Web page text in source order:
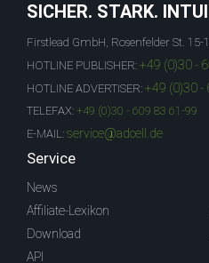
SICHER. STARK.
Firstlead GmbH, Rosenfelder St. 15-
HOTLINE PUBLISHER: +49 (0)30 -
HOTLINE ADVERTISER: +49 (0)30 -
TELEFAX: +49 (0)30 - 609 83 61-99
E-MAIL: service@adcell.de
Service
News
Affiliate-Lexikon
Download
API